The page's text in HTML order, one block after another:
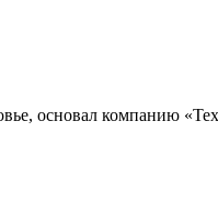
основал компанию